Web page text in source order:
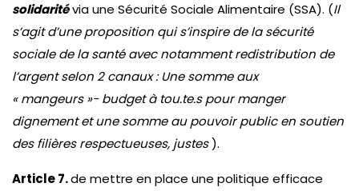
solidaritévia une Sécurité Sociale Alimentaire (SSA). (Il
s’agit d’une proposition qui s’inspire de la sécurité
sociale de la santé avec notamment redistribution de
l’argent selon 2 canaux : Une somme aux
« mangeurs »- budget à tou.te.s pour manger
dignement et une somme au pouvoir public en soutien
des filières respectueuses, justes).
Article 7.de mettre en place une politique efficace